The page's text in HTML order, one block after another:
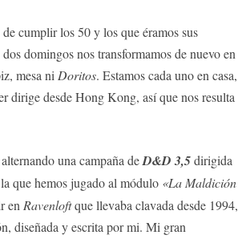
cumplir los 50 y los que éramos sus
domingos nos transformamos de nuevo en
mesa ni Doritos. Estamos cada uno en casa,
dirige desde Hong Kong, así que nos resulta
una campaña deD&D 3,5dirigida
que hemos jugado al módulo «La Maldición
en Ravenloftque llevaba clavada desde 1994,
diseñada y escrita por mi. Mi gran